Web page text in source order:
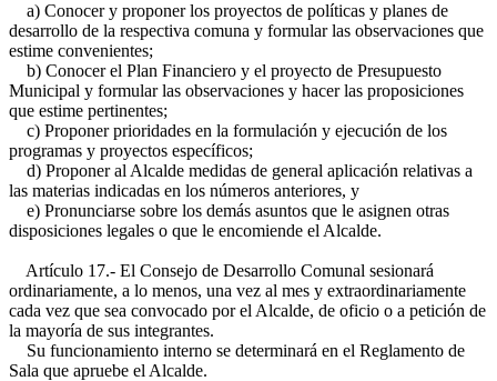
a) Conocer y proponer los proyectos de políticas y planes de
desarrollo de la respectiva comuna y formular las observaciones que
estime convenientes;
b) Conocer el Plan Financiero y el proyecto de Presupuesto
Municipal y formular las observaciones y hacer las proposiciones
que estime pertinentes;
c) Proponer prioridades en la formulación y ejecución de los
programas y proyectos específicos;
d) Proponer al Alcalde medidas de general aplicación relativas a
las materias indicadas en los números anteriores, y
e) Pronunciarse sobre los demás asuntos que le asignen otras
disposiciones legales o que le encomiende el Alcalde.
Artículo 17.- El Consejo de Desarrollo Comunal sesionará
ordinariamente, a lo menos, una vez al mes y extraordinariamente
cada vez que sea convocado por el Alcalde, de oficio o a petición de
la mayoría de sus integrantes.
Su funcionamiento interno se determinará en el Reglamento de
Sala que apruebe el Alcalde.